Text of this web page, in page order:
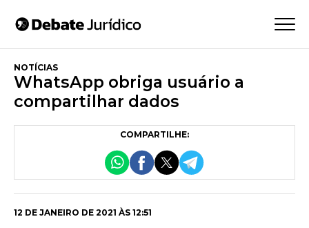
NOTÍCIAS
WhatsApp obriga usuário a
compartilhar dados
COMPARTILHE:
12 DE JANEIRO DE 2021 ÀS 12:51